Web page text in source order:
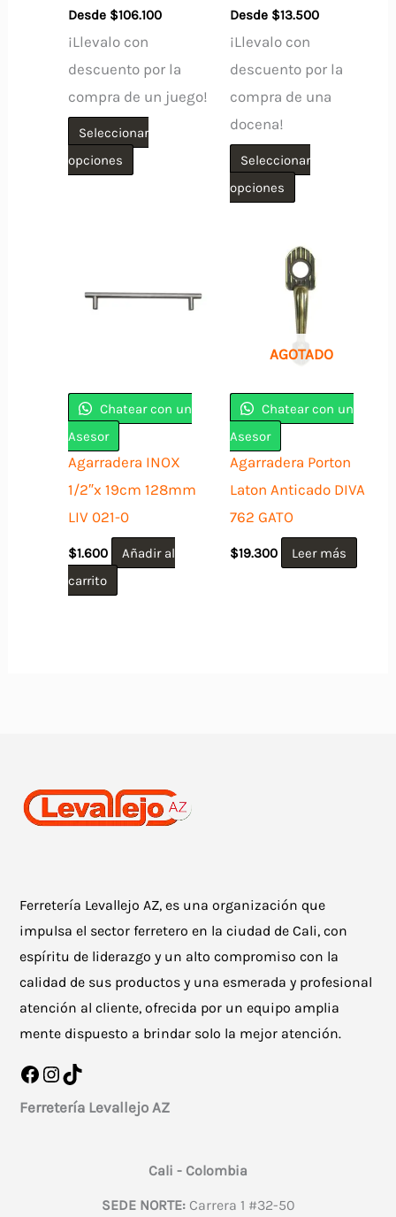
Desde $106.100
¡Llevalo con
descuento por la
compra de un juego!
Seleccionar
opciones
Las
elegir
la
página
producto
Desde $13.500
¡Llevalo con
descuento por la
compra de una
docena!
Seleccionar
opciones
múltiples
variantes.
Las
opciones
pueden
en
la
de
producto
Chatear con un
Asesor
Agarradera INOX
1/2″x 19cm 128mm
LIV 021-0
$1.600
Añadir al
carrito
AGOTADO
Chatear con un
Asesor
Agarradera Porton
Laton Anticado DIVA
762 GATO
$19.300 Leer más
Ferretería Levallejo AZ, es una organización que
impulsa el sector ferretero en la ciudad de Cali, con
espíritu de liderazgo y un alto compromiso con la
calidad de sus productos y una esmerada y profesional
atención al cliente, ofrecida por un equipo amplia
mente dispuesto a brindar solo la mejor atención.
Facebook
Instagram
TikTok
Ferretería Levallejo AZ
Cali - Colombia
SEDE NORTE:Carrera 1 #32-50